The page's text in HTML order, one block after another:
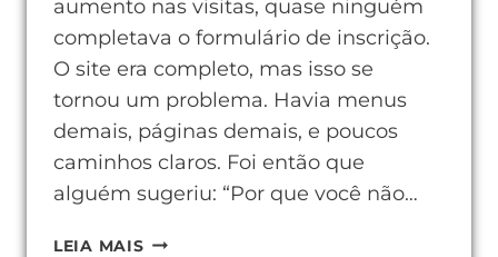
aumento nas visitas, quase ninguém
completava o formulário de inscrição.
O site era completo, mas isso se
tornou um problema. Havia menus
demais, páginas demais, e poucos
caminhos claros. Foi então que
alguém sugeriu: “Por que você não…
LEIA MAISO